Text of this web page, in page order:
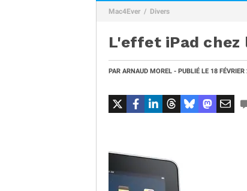
Mac4Ever Divers
L'effet iPad chez
PAR ARNAUD MOREL - PUBLIÉ LE 18 FÉVRIER